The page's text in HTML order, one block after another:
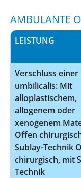
AMBULANTE
LEISTUNG
Verschluss einer
umbilicalis: Mit
alloplastischem,
allogenem oder
xenogenem
Offen
Sublay-Technik
chirurgisch, mit
Technik